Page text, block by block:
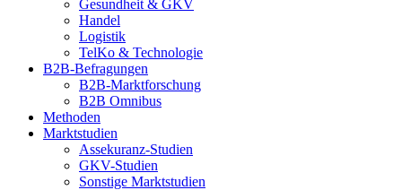
Gesundheit & GKV
Handel
Logistik
TelKo & Technologie
B2B-Befragungen
B2B-Marktforschung
B2B Omnibus
Methoden
Marktstudien
Assekuranz-Studien
GKV-Studien
Sonstige Marktstudien